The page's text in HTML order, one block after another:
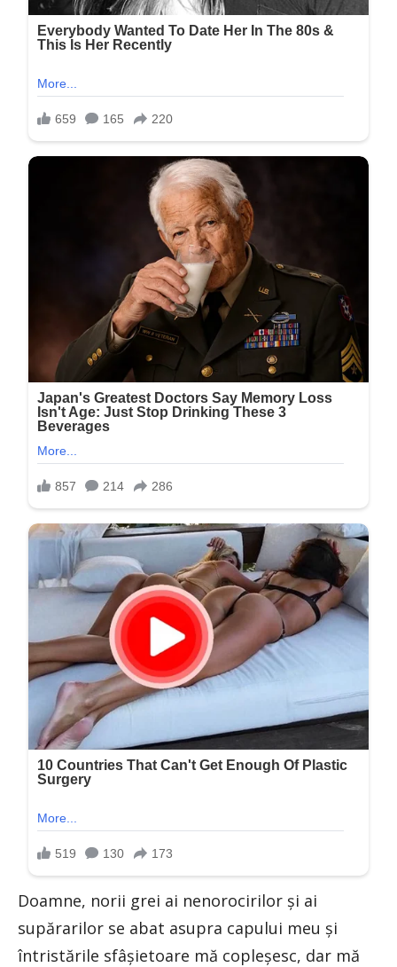
Doamne, norii grei ai nenorocirilor şi ai
supărarilor se abat asupra capului meu şi
întristările sfâşietoare mă copleşesc, dar mă